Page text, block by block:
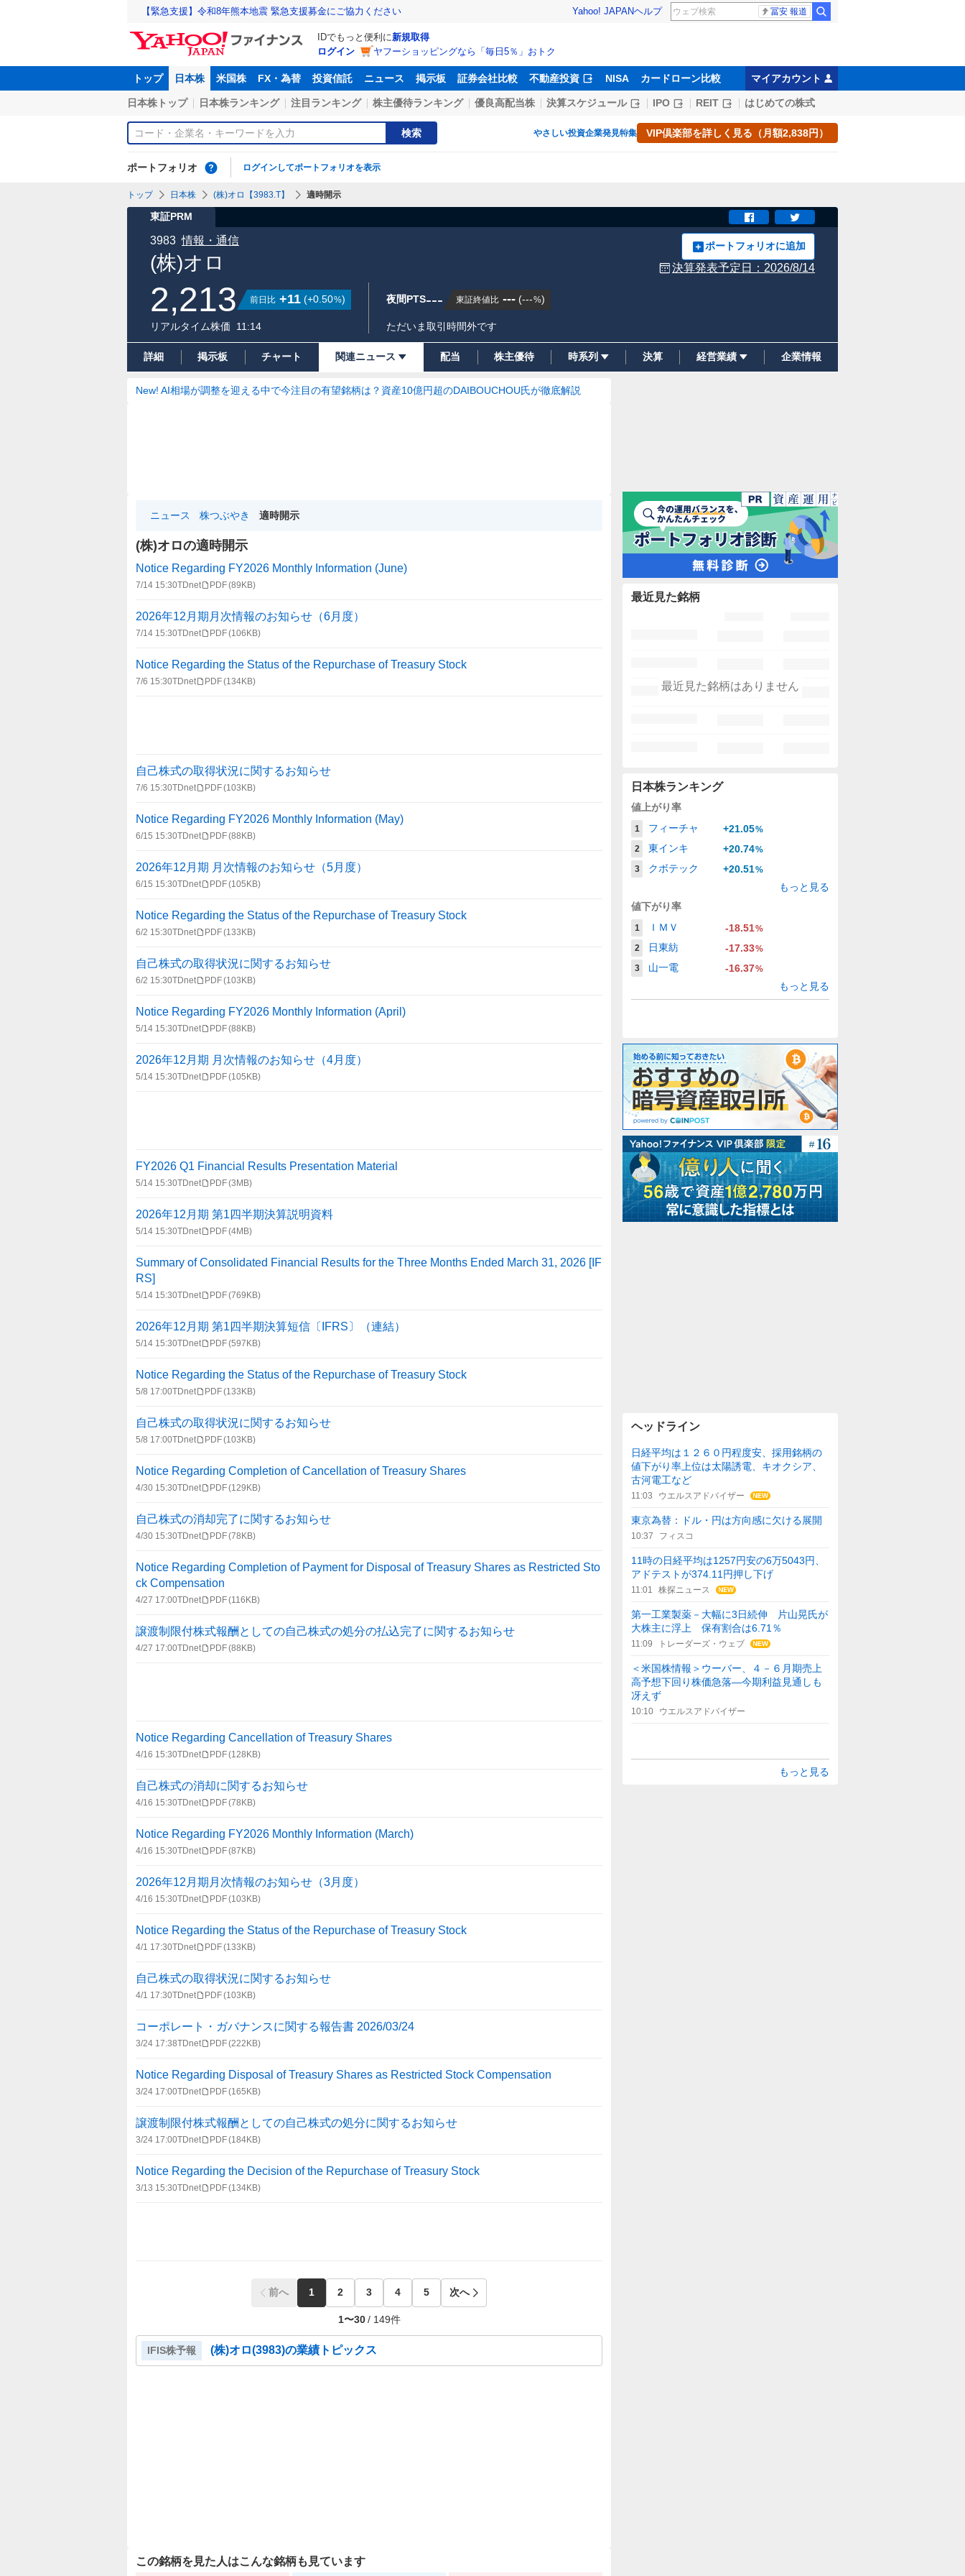
【緊急支援】令和8年熊本地震 緊急支援募金にご協力ください Yahoo! JAPANヘルプ 冨安 報道
IDでもっと便利に新規取得
ログイン
ヤフーショッピングなら「毎日5％」おトク
トップ 日本株 米国株 FX・為替 投資信託 ニュース 掲示板 証券会社比較 不動産投資 NISA カードローン比較 マイアカウント
日本株トップ 日本株ランキング 注目ランキング 株主優待ランキング 優良高配当株 決算スケジュール IPO REIT はじめての株式
検索 やさしい投資企業発見特集 VIP倶楽部を詳しく見る（月額2,838円）
ポートフォリオ ログインしてポートフォリオを表示
トップ 日本株 (株)オロ【3983.T】 適時開示
東証PRM
(株)オロ
3983 情報・通信 ポートフォリオに追加
決算発表予定日： 2026/8/14
2,213 前日比 +11 (+0.50%)
リアルタイム株価 11:14
夜間PTS--- 東証終値比 --- (---%)
ただいま取引時間外です
詳細 掲示板 チャート 関連ニュース 配当 株主優待 時系列 決算 経営業績 企業情報
New! AI相場が調整を迎える中で今注目の有望銘柄は？資産10億円超のDAIBOUCHOU氏が徹底解説
ニュース 株つぶやき 適時開示
(株)オロの適時開示
適
時
示
情
一
覧
Notice Regarding FY2026 Monthly Information (June)
7/14 15:30TDnet PDF(89KB)
2026年12月期月次情報のお知らせ（6月度）
7/14 15:30TDnet PDF(106KB)
Notice Regarding the Status of the Repurchase of Treasury Stock
7/6 15:30TDnet PDF(134KB)
自己株式の取得状況に関するお知らせ
7/6 15:30TDnet PDF(103KB)
Notice Regarding FY2026 Monthly Information (May)
6/15 15:30TDnet PDF(88KB)
2026年12月期 月次情報のお知らせ（5月度）
6/15 15:30TDnet PDF(105KB)
Notice Regarding the Status of the Repurchase of Treasury Stock
6/2 15:30TDnet PDF(133KB)
自己株式の取得状況に関するお知らせ
6/2 15:30TDnet PDF(103KB)
Notice Regarding FY2026 Monthly Information (April)
5/14 15:30TDnet PDF(88KB)
2026年12月期 月次情報のお知らせ（4月度）
5/14 15:30TDnet PDF(105KB)
FY2026 Q1 Financial Results Presentation Material
5/14 15:30TDnet PDF(3MB)
2026年12月期 第1四半期決算説明資料
5/14 15:30TDnet PDF(4MB)
Summary of Consolidated Financial Results for the Three Months Ended March 31, 2026 [IF
RS]
5/14 15:30TDnet PDF(769KB)
2026年12月期 第1四半期決算短信〔IFRS〕（連結）
5/14 15:30TDnet PDF(597KB)
Notice Regarding the Status of the Repurchase of Treasury Stock
5/8 17:00TDnet PDF(133KB)
自己株式の取得状況に関するお知らせ
5/8 17:00TDnet PDF(103KB)
Notice Regarding Completion of Cancellation of Treasury Shares
4/30 15:30TDnet PDF(129KB)
自己株式の消却完了に関するお知らせ
4/30 15:30TDnet PDF(78KB)
Notice Regarding Completion of Payment for Disposal of Treasury Shares as Restricted Sto
ck Compensation
4/27 17:00TDnet PDF(116KB)
譲渡制限付株式報酬としての自己株式の処分の払込完了に関するお知らせ
4/27 17:00TDnet PDF(88KB)
Notice Regarding Cancellation of Treasury Shares
4/16 15:30TDnet PDF(128KB)
自己株式の消却に関するお知らせ
4/16 15:30TDnet PDF(78KB)
Notice Regarding FY2026 Monthly Information (March)
4/16 15:30TDnet PDF(87KB)
2026年12月期月次情報のお知らせ（3月度）
4/16 15:30TDnet PDF(103KB)
Notice Regarding the Status of the Repurchase of Treasury Stock
4/1 17:30TDnet PDF(133KB)
自己株式の取得状況に関するお知らせ
4/1 17:30TDnet PDF(103KB)
コーポレート・ガバナンスに関する報告書 2026/03/24
3/24 17:38TDnet PDF(222KB)
Notice Regarding Disposal of Treasury Shares as Restricted Stock Compensation
3/24 17:00TDnet PDF(165KB)
譲渡制限付株式報酬としての自己株式の処分に関するお知らせ
3/24 17:00TDnet PDF(184KB)
Notice Regarding the Decision of the Repurchase of Treasury Stock
3/13 15:30TDnet PDF(134KB)
前へ 1 2 3 4 5 次へ
1〜30 / 149件
IFIS株予報 (株)オロ(3983)の業績トピックス
この銘柄を見た人はこんな銘柄も見ています
最近見た銘柄
最近見た銘柄はありません
日本株ランキング
値上がり率
1 フィーチャ +21.05%
2
東インキ +20.74%
3
クボテック +20.51%
もっと見る
値下がり率
1 ＩＭＶ -18.51%
2
日東紡 -17.33%
3
山一電 -16.37%
もっと見る
ヘッドライン
日経平均は１２６０円程度安、採用銘柄の
値下がり率上位は太陽誘電、キオクシア、
古河電工など
11:03 ウエルスアドバイザー
東京為替：ドル・円は方向感に欠ける展開
10:37 フィスコ
11時の日経平均は1257円安の6万5043円、
アドテストが374.11円押し下げ
11:01 株探ニュース
第一工業製薬－大幅に3日続伸 片山晃氏が
大株主に浮上 保有割合は6.71％
11:09 トレーダーズ・ウェブ
＜米国株情報＞ウーバー、４－６月期売上
高予想下回り株価急落―今期利益見通しも
冴えず
10:10 ウエルスアドバイザー
もっと見る